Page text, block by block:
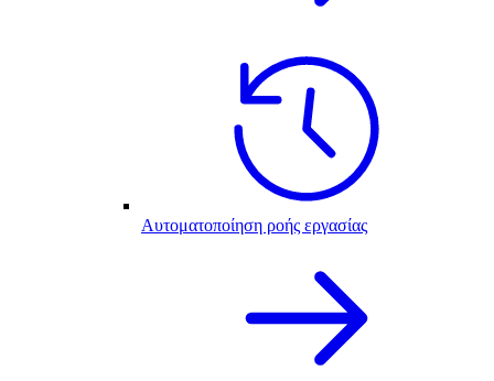
Αυτοματοποίηση ροής εργασίας